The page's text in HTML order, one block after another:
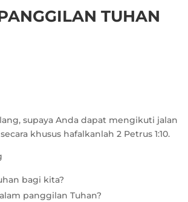
TUHAN
supaya Anda dapat mengikuti jalan
khusus hafalkanlah 2 Petrus 1:10.
bagi kita?
panggilan Tuhan?